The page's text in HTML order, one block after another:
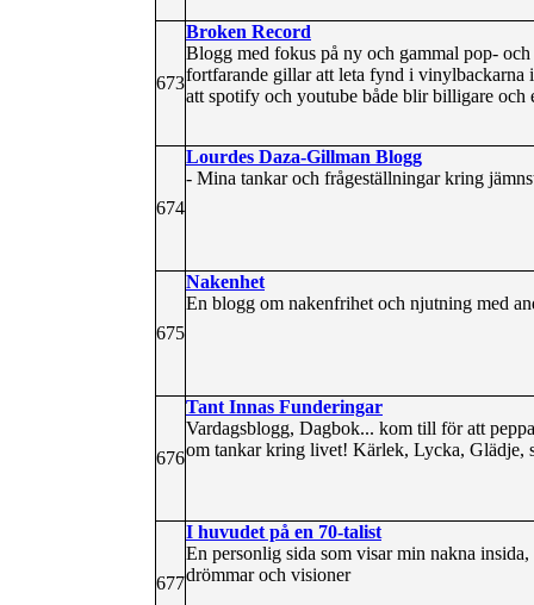
673
Broken Record
Blogg med fokus på ny och gammal pop-
fortfarande gillar att leta fynd i vinylbackarna
att spotify och youtube både blir billigare och
674
Lourdes Daza-Gillman Blogg
- Mina tankar och frågeställningar kring
675
Nakenhet
En blogg om nakenfrihet och njutning med
676
Tant Innas Funderingar
Vardagsblogg, Dagbok... kom till för att
om tankar kring livet! Kärlek, Lycka,
677
I huvudet på en 70-talist
En personlig sida som visar min nakna
drömmar och visioner